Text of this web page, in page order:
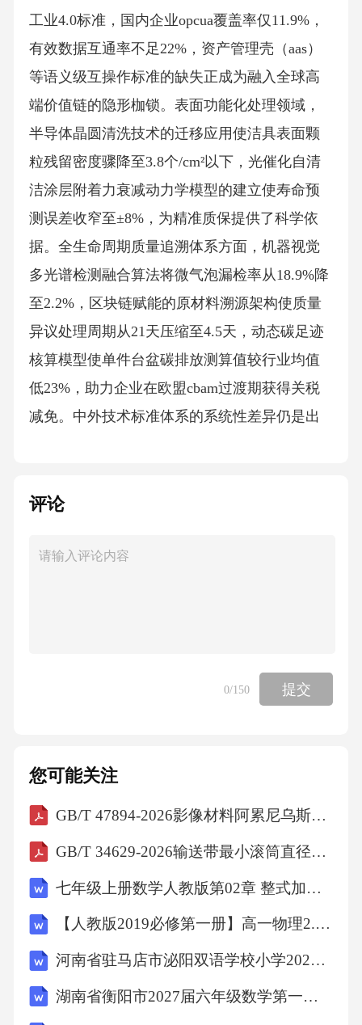
工业4.0标准，国内企业opcua覆盖率仅11.9%，
有效数据互通率不足22%，资产管理壳（aas）
等语义级互操作标准的缺失正成为融入全球高
端价值链的隐形枷锁。表面功能化处理领域，
半导体晶圆清洗技术的迁移应用使洁具表面颗
粒残留密度骤降至3.8个/cm²以下，光催化自清
洁涂层附着力衰减动力学模型的建立使寿命预
测误差收窄至±8%，为精准质保提供了科学依
据。全生命周期质量追溯体系方面，机器视觉
多光谱检测融合算法将微气泡漏检率从18.9%降
至2.2%，区块链赋能的原材料溯源架构使质量
异议处理周期从21天压缩至4.5天，动态碳足迹
核算模型使单件台盆碳排放测算值较行业均值
低23%，助力企业在欧盟cbam过渡期获得关税
减免。中外技术标准体系的系统性差异仍是出
使部分国标优等品失效，但通过机器可读标准
物测试首次通过率已提升至92%，认证周期缩短
品碳足迹降低42%且性能对标石油基体系，康养
医疗场景的材料适配研究开辟了预计2026年达8
过多物理场耦合仿真平台实现精准诊断，使中
试迭代次数从7轮减少至2轮；产学研协同创新
平台的紧密型运作模式使新技术产业化周期压
术成熟度曲线的投资策略建议将35%-40%预算
投向成熟技术精益化挖潜，40%-45%投向期望
膨胀期技术的分阶段验证，剩余资源用于触发
期技术的低成本期权布局，该策略使样本企业
新技术项目irr中位数达24.7%，研发沉没成本占
评论
0/150 提交
您可能关注
GB/T 47894-2026影像材料阿累尼乌斯型预测的试验方法
GB/T 34629-2026输送带最小滚筒直径的确定
七年级上册数学人教版第02章 整式加减测试卷（原卷版）
【人教版2019必修第一册】高一物理2.时间 位移（教学设计）教案
河南省驻马店市泌阳双语学校小学2027届数学三上期末综合测试试题含解析
湖南省衡阳市2027届六年级数学第一学期期末综合测试模拟试题含解析